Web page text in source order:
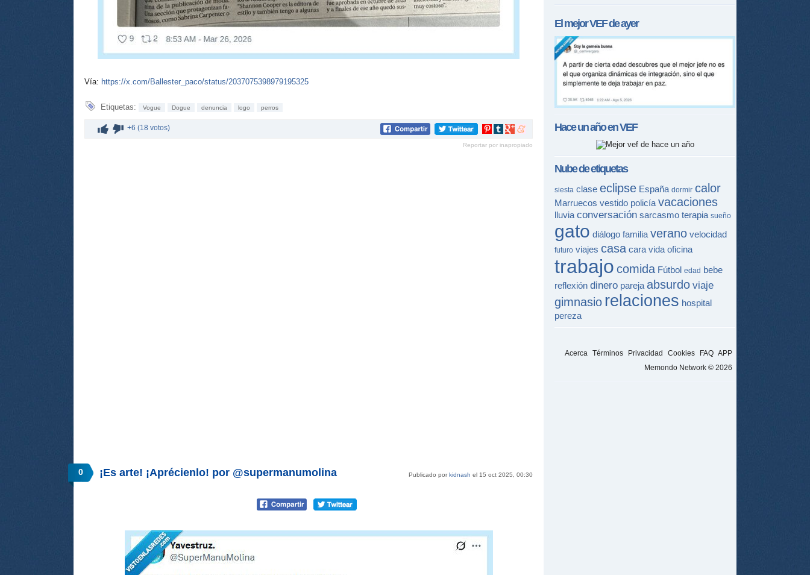
Vía: https://x.com/Ballester_paco/status/2037075398979195325
Etiquetas: Vogue Dogue denuncia logo perros
+6 (18 votos)
Compartir
Pinterest
Compartir
tumblr
Compartir
Google+
Compartir
meneame
Reportar por inapropiado
0 Publicado porkidnash el 15 oct 2025, 00:30
¡Es arte! ¡Aprécienlo! por @supermanumolina
El mejorVEFde ayer
Hace un año enVEF
Nube de etiquetas
siesta clase eclipse España dormir calor
Marruecos vestido policía vacaciones
lluvia conversación sarcasmo terapia sueño
gato diálogo familia verano velocidad
futuro viajes casa cara vida oficina
trabajo comida Fútbol edad bebe
reflexión dinero pareja absurdo viaje
gimnasio relaciones hospital
pereza
Acerca Términos Privacidad Cookies FAQ APP
Memondo Network © 2026